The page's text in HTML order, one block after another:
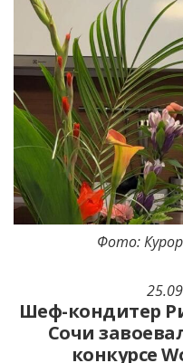
Шеф-кондитер
Сочи
конкурсе
Фото: